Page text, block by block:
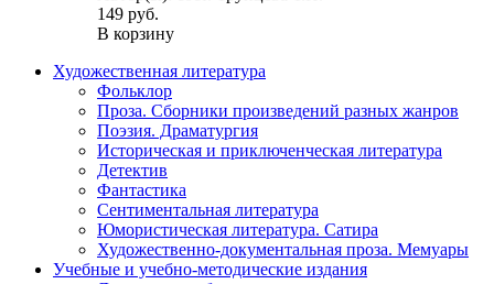
149 руб.
В корзину
Художественная литература
Фольклор
Проза. Сборники произведений разных жанров
Поэзия. Драматургия
Историческая и приключенческая литература
Детектив
Фантастика
Сентиментальная литература
Юмористическая литература. Сатира
Художественно-документальная проза. Мемуары
Учебные и учебно-методические издания